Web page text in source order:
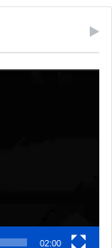
02:00